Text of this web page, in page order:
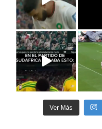
Ver Más